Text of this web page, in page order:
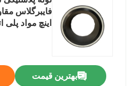
لوله کامپوزیت ترموپلاستیک
اینچ مواد پلی
بهترین قیمت